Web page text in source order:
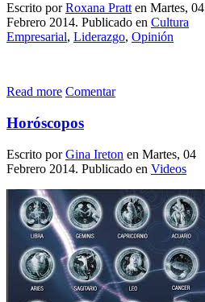
Escrito porRoxana Pratt en Martes, 04
Febrero 2014. Publicado en Cultura
Empresarial, Liderazgo, Opinión
Read more Comentar
Horóscopos
Escrito porGina Ireton en Martes, 04
Febrero 2014. Publicado en Videos